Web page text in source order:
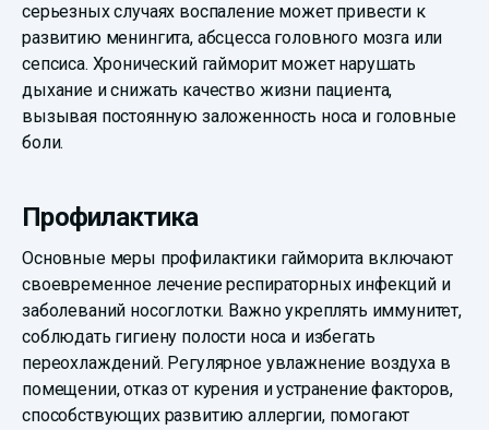
серьезных случаях воспаление может привести к
развитию менингита, абсцесса головного мозга или
сепсиса. Хронический гайморит может нарушать
дыхание и снижать качество жизни пациента,
вызывая постоянную заложенность носа и головные
боли.
Профилактика
Основные меры профилактики гайморита включают
своевременное лечение респираторных инфекций и
заболеваний носоглотки. Важно укреплять иммунитет,
соблюдать гигиену полости носа и избегать
переохлаждений. Регулярное увлажнение воздуха в
помещении, отказ от курения и устранение факторов,
способствующих развитию аллергии, помогают